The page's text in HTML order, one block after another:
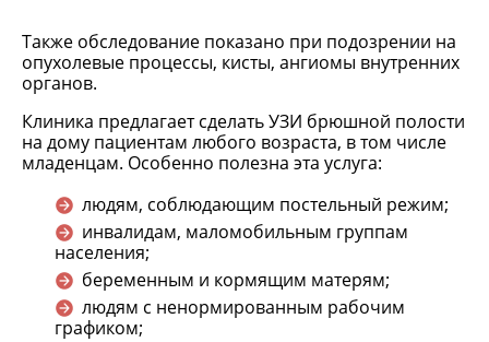
Также обследование показано при подозрении на
опухолевые процессы, кисты, ангиомы внутренних
органов.
Клиника предлагает сделать УЗИ брюшной полости
на дому пациентам любого возраста, в том числе
младенцам. Особенно полезна эта услуга:
людям, соблюдающим постельный режим;
инвалидам, маломобильным группам
населения;
беременным и кормящим матерям;
людям с ненормированным рабочим
графиком;